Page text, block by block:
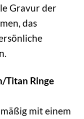
Gravur der
das
Titan Ringe
mit einem